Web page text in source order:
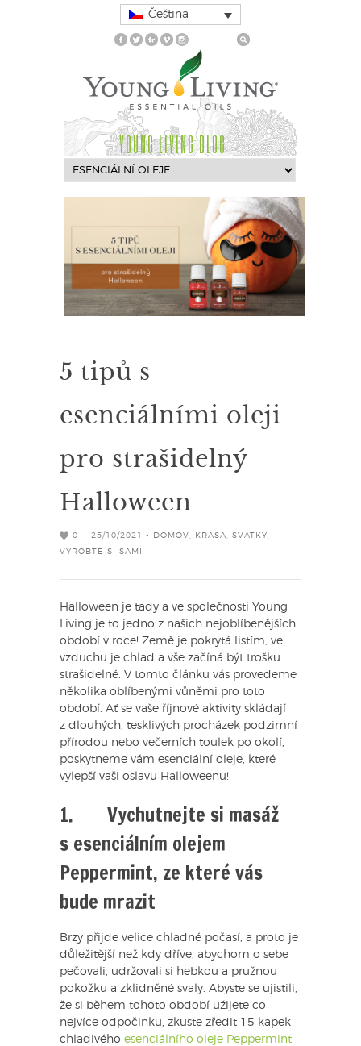
Čeština
YOUNG LIVING BLOG
5 tipů s
esenciálními oleji
pro strašidelný
Halloween
0 25/10/2021 - DOMOV KRÁSA SVÁTKY
VYROBTE SI SAMI
Halloween je tady a ve společnosti Young
Living je to jedno z našich nejoblíbenějších
období v roce! Země je pokrytá listím, ve
vzduchu je chlad a vše začíná být trošku
strašidelné. V tomto článku vás provedeme
několika oblíbenými vůněmi pro toto
období. Ať se vaše říjnové aktivity skládají
z dlouhých, tesklivých procházek podzimní
přírodou nebo večerních toulek po okolí,
poskytneme vám esenciální oleje, které
vylepší vaši oslavu Halloweenu!
1. Vychutnejte si masáž
s esenciálním olejem
Peppermint, ze které vás
bude mrazit
Brzy přijde velice chladné počasí, a proto je
důležitější než kdy dříve, abychom o sebe
pečovali, udržovali si hebkou a pružnou
pokožku a zklidněné svaly. Abyste se ujistili,
že si během tohoto období užijete co
nejvíce odpočinku, zkuste zředit 15 kapek
chladivého esenciálního oleje Peppermint